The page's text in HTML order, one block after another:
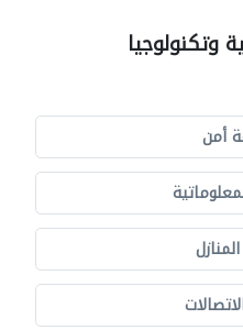
وتكنولوجيا
أمن